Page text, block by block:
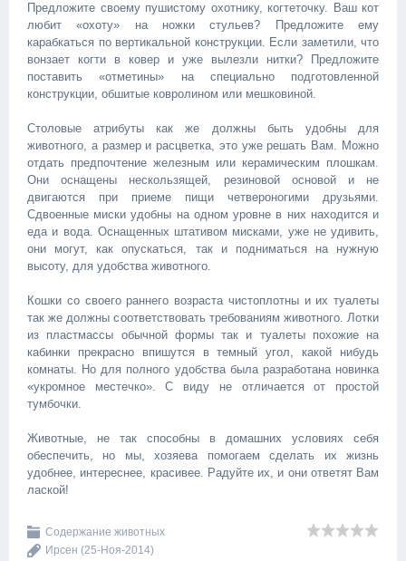
Предложите своему пушистому охотнику, когтеточку. Ваш кот
любит «охоту» на ножки стульев? Предложите ему
карабкаться по вертикальной конструкции. Если заметили, что
вонзает когти в ковер и уже вылезли нитки? Предложите
поставить «отметины» на специально подготовленной
конструкции, обшитые ковролином или мешковиной.
Столовые атрибуты как же должны быть удобны для
животного, а размер и расцветка, это уже решать Вам. Можно
отдать предпочтение железным или керамическим плошкам.
Они оснащены нескользящей, резиновой основой и не
двигаются при приеме пищи четвероногими друзьями.
Сдвоенные миски удобны на одном уровне в них находится и
еда и вода. Оснащенных штативом мисками, уже не удивить,
они могут, как опускаться, так и подниматься на нужную
высоту, для удобства животного.
Кошки со своего раннего возраста чистоплотны и их туалеты
так же должны соответствовать требованиям животного. Лотки
из пластмассы обычной формы так и туалеты похожие на
кабинки прекрасно впишутся в темный угол, какой нибудь
комнаты. Но для полного удобства была разработана новинка
«укромное местечко». С виду не отличается от простой
тумбочки.
Животные, не так способны в домашних условиях себя
обеспечить, но мы, хозяева помогаем сделать их жизнь
удобнее, интереснее, красивее. Радуйте их, и они ответят Вам
лаской!
Содержание животных
Ирсен (25-Ноя-2014)